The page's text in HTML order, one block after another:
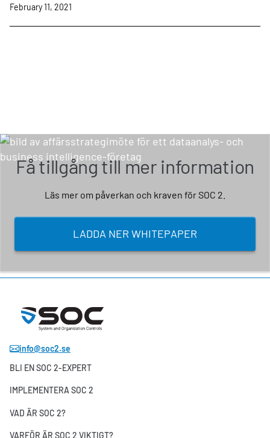
February 11, 2021
Få tillgång till mer information
Läs mer om påverkan och kraven för SOC 2.
LADDA NER WHITEPAPER
info@soc2.se
BLI EN SOC 2-EXPERT
IMPLEMENTERA SOC 2
VAD ÄR SOC 2?
VARFÖR ÄR SOC 2 VIKTIGT?